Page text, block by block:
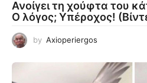
Ανοίγει τη χούφτα του
Ο λόγος; Υπέροχος!
by Axioperiergos